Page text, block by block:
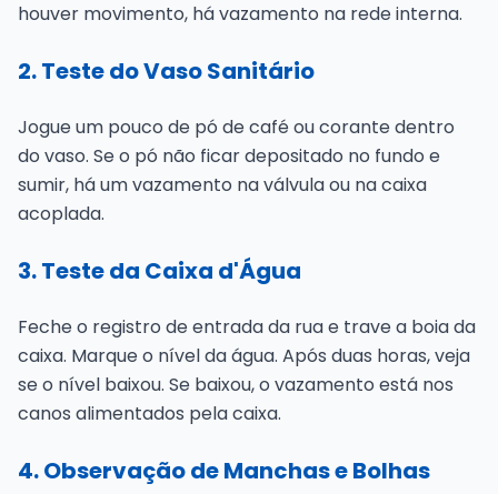
houver movimento, há vazamento na rede interna.
2. Teste do Vaso Sanitário
Jogue um pouco de pó de café ou corante dentro
do vaso. Se o pó não ficar depositado no fundo e
sumir, há um vazamento na válvula ou na caixa
acoplada.
3. Teste da Caixa d'Água
Feche o registro de entrada da rua e trave a boia da
caixa. Marque o nível da água. Após duas horas, veja
se o nível baixou. Se baixou, o vazamento está nos
canos alimentados pela caixa.
4. Observação de Manchas e Bolhas